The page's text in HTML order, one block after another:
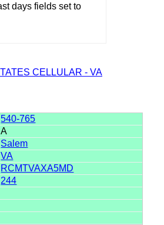
days fields set to
CELLULAR - VA
540-765
A
Salem
VA
RCMTVAXA5MD
244